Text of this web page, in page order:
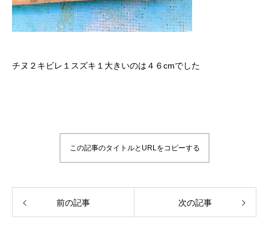
チヌ２キビレ１スズキ１ 大きいのは４６cmでした
この記事のタイトルとURLをコピーする
前の記事 次の記事